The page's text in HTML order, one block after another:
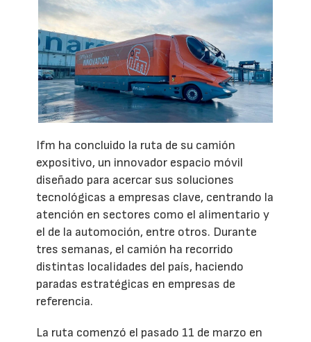
Ifm ha concluido la ruta de su camión
expositivo, un innovador espacio móvil
diseñado para acercar sus soluciones
tecnológicas a empresas clave, centrando la
atención en sectores como el alimentario y
el de la automoción, entre otros. Durante
tres semanas, el camión ha recorrido
distintas localidades del país, haciendo
paradas estratégicas en empresas de
referencia.
La ruta comenzó el pasado 11 de marzo en